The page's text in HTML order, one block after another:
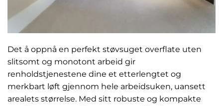
Det å oppnå en perfekt støvsuget overflate uten
slitsomt og monotont arbeid gir
renholdstjenestene dine et etterlengtet og
merkbart løft gjennom hele arbeidsuken, uansett
arealets størrelse. Med sitt robuste og kompakte